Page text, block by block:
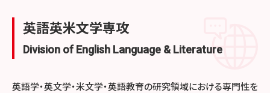
英語英米文学専攻
Division of English Language & Literature
英語学・英文学・米文学・英語教育の研究領域における専門性を